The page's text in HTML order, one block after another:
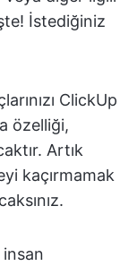
İstediğiniz
ClickUp
özelliği,
Artık
kaçırmamak